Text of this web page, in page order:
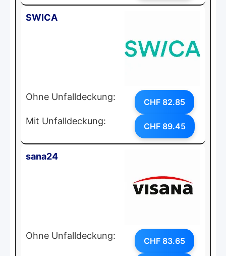
SWICA
Ohne Unfalldeckung: CHF 82.85
Mit Unfalldeckung: CHF 89.45
sana24
Ohne Unfalldeckung: CHF 83.65